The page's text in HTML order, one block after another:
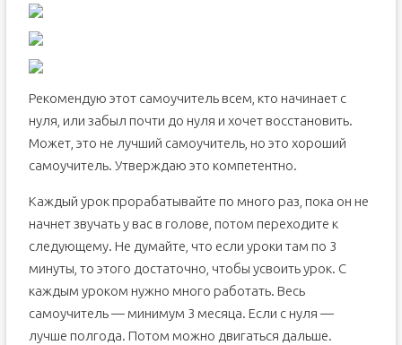
Рекомендую этот самоучитель всем, кто начинает с
нуля, или забыл почти до нуля и хочет восстановить.
Может, это не лучший самоучитель, но это хороший
самоучитель. Утверждаю это компетентно.
Каждый урок прорабатывайте по много раз, пока он не
начнет звучать у вас в голове, потом переходите к
следующему. Не думайте, что если уроки там по 3
минуты, то этого достаточно, чтобы усвоить урок. С
каждым уроком нужно много работать. Весь
самоучитель — минимум 3 месяца. Если с нуля —
лучше полгода. Потом можно двигаться дальше.